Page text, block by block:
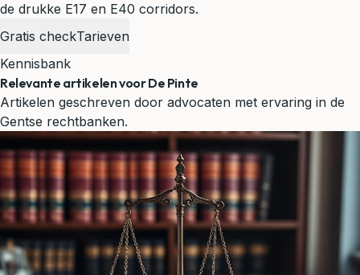
de drukke E17 en E40 corridors.
Gratis checkTarieven
Kennisbank
Relevante artikelen voor De Pinte
Artikelen geschreven door advocaten met ervaring in de
Gentse rechtbanken.